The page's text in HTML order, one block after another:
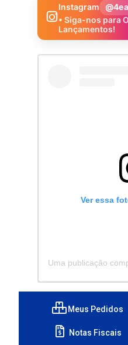
Instagram
• Siga-nos para
Lançamentos!
Ver essa
Meus Pedidos
Notas Fiscais